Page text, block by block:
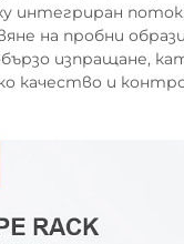
интегриран
на пробни
изпращане,
качество и